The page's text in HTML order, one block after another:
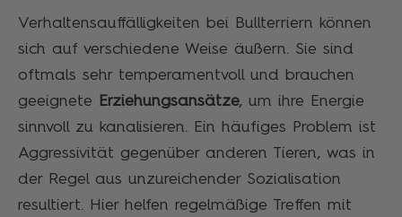
Verhaltensauffälligkeiten bei Bullterriern können
sich auf verschiedene Weise äußern. Sie sind
oftmals sehr temperamentvoll und brauchen
geeignete
Erziehungsansätze, um ihre Energie
sinnvoll zu kanalisieren. Ein häufiges Problem ist
Aggressivität gegenüber anderen Tieren, was in
der Regel aus unzureichender Sozialisation
resultiert. Hier helfen regelmäßige Treffen mit